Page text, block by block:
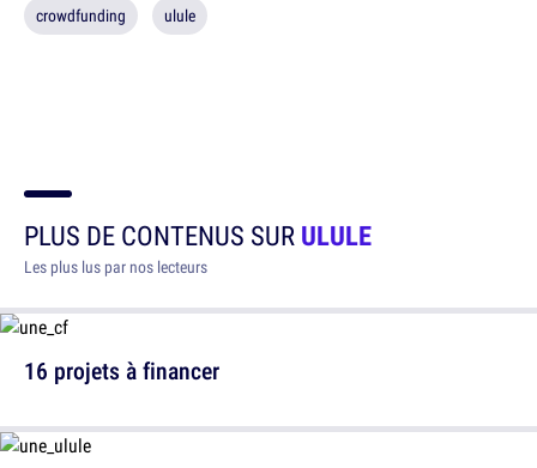
crowdfunding ulule
PLUS DE CONTENUS SURULULE
Les plus lus par nos lecteurs
16 projets à financer